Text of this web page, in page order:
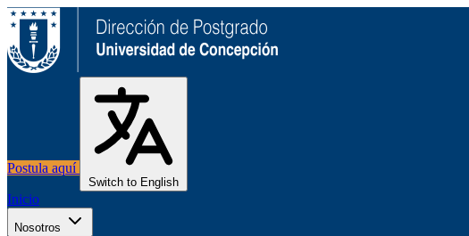
Postula aquí
Switch to English
Inicio
Nosotros